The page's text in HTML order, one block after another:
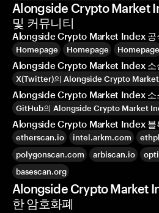
Alongside Crypto Market
및 커뮤니티
Alongside Crypto Market Index 공
Homepage Homepage Homepage
Alongside Crypto Market Index 소
X(Twitter)의 Alongside Crypto
Alongside Crypto Market Index 소
GitHub의 Alongside Crypto Market
Alongside Crypto Market Index 블
etherscan.io intel.arkm.com
polygonscan.com
arbiscan.io
basescan.org
Alongside Crypto Market
한 암호화폐